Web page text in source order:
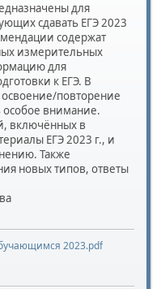
для
сдавать ЕГЭ 2023
содержат
измерительных
для
к ЕГЭ. В
повторение
особое внимание.
включённых в
ЕГЭ 2023 г., и
Также
новых типов, ответы
2023.pdf